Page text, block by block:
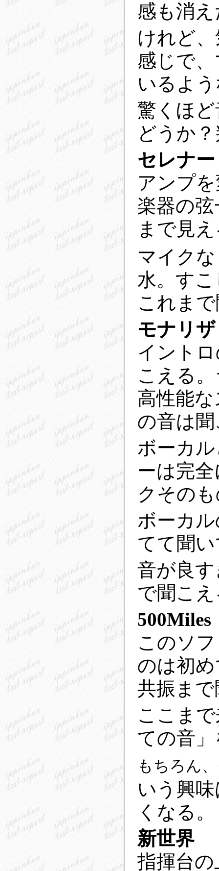
感も消
けれど
感じで
いるよ
驚くほ
どうか
セレナ
アンプ
楽器の
まで見
マイク
水。す
これま
モナリザ
イント
こえる
高性能
の音は
ボーカ
ーは完
クその
ボーカ
てて聞
音が良
で聞こ
500Miles
このソ
のは初
共振ま
ここま
ての音
もちろん
いう興
くなる。
新世界
指揮台